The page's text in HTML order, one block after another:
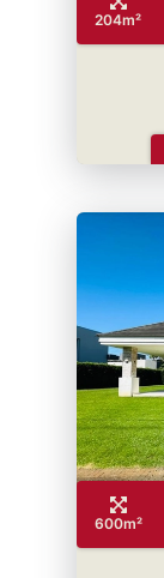
204m²
600m²